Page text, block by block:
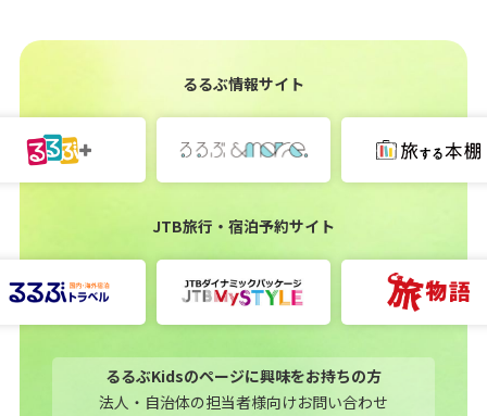
るるぶ情報サイト
JTB旅行・宿泊予約サイト
るるぶKidsのページに興味をお持ちの方
法人・自治体の担当者様向けお問い合わせ